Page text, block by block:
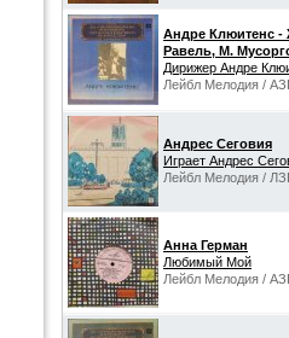
Андре Клюитенс -
Равель, М.
Дирижер Андре
Лейбл Мелодия /
Андрес Сеговия
Играет Андрес
Лейбл Мелодия /
Анна Герман
Любимый Мой
Лейбл Мелодия /